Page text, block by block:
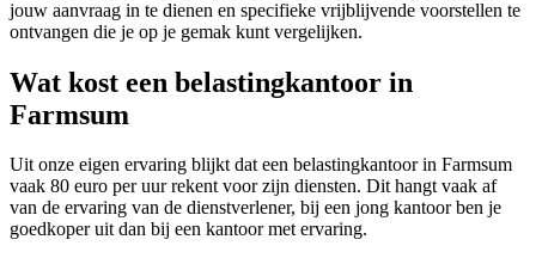
jouw aanvraag in te dienen en specifieke vrijblijvende voorstellen te
ontvangen die je op je gemak kunt vergelijken.
Wat kost een belastingkantoor in
Farmsum
Uit onze eigen ervaring blijkt dat een belastingkantoor in Farmsum
vaak 80 euro per uur rekent voor zijn diensten. Dit hangt vaak af
van de ervaring van de dienstverlener, bij een jong kantoor ben je
goedkoper uit dan bij een kantoor met ervaring.